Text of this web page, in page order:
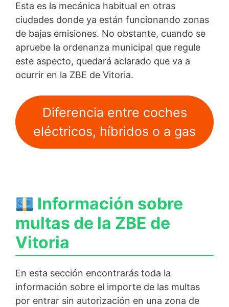
Esta es la mecánica habitual en otras
ciudades donde ya están funcionando zonas
de bajas emisiones. No obstante, cuando se
apruebe la ordenanza municipal que regule
este aspecto, quedará aclarado que va a
ocurrir en la ZBE de Vitoria.
Diferencia entre coches
eléctricos, híbridos o a gas
Información sobre
multas de la ZBE de
Vitoria
En esta sección encontrarás toda la
información sobre el importe de las multas
por entrar sin autorización en una zona de